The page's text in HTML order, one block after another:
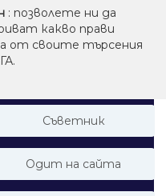
: позволете ни да
какво прави
от своите търсения
Съветник
Одит на сайта